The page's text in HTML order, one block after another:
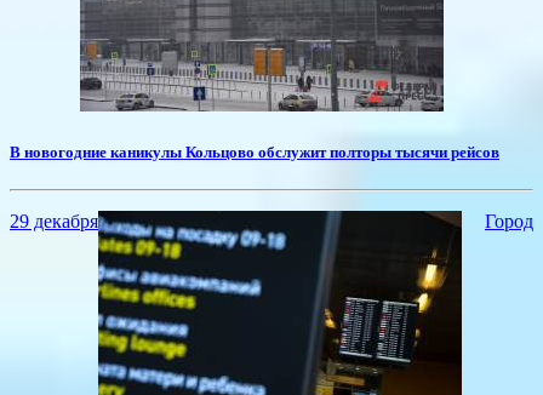
В новогодние каникулы Кольцово обслужит полторы тысячи рейсов
29 декабря Город